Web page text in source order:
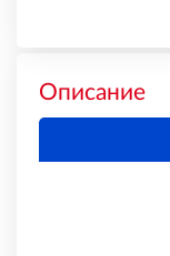
Описание